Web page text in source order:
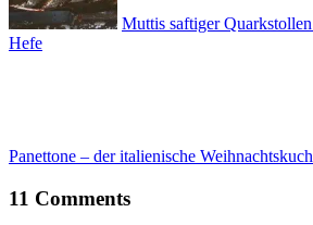
Muttis saftiger
Hefe
Panettone – der italienische
11 Comments